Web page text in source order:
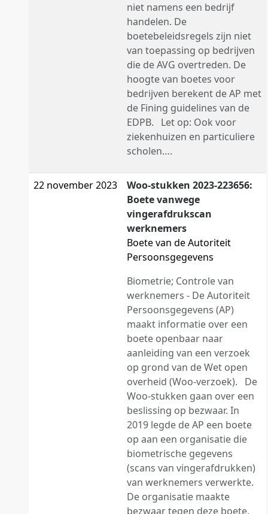
niet namens een bedrijf
handelen. De
boetebeleidsregels zijn niet
van toepassing op bedrijven
die de AVG overtreden. De
hoogte van boetes voor
bedrijven berekent de AP met
de Fining guidelines van de
EDPB. Let op: Ook voor
ziekenhuizen en particuliere
scholen….
22 november 2023
Woo-stukken 2023-223656:
Boete vanwege
vingerafdrukscan
werknemers
Boete van de Autoriteit
Persoonsgegevens
Biometrie; Controle van
werknemers - De Autoriteit
Persoonsgegevens (AP)
maakt informatie over een
boete openbaar naar
aanleiding van een verzoek
op grond van de Wet open
overheid (Woo-verzoek). De
Woo-stukken gaan over een
beslissing op bezwaar. In
2019 legde de AP een boete
op aan een organisatie die
biometrische gegevens
(scans van vingerafdrukken)
van werknemers verwerkte.
De organisatie maakte
bezwaar tegen deze boete.